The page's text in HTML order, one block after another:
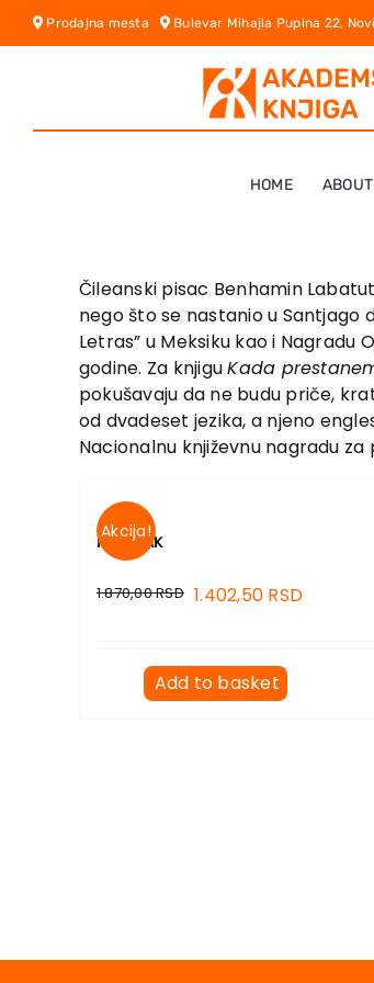
Skip
Prodajna mesta Bulevar Mihajla Pupina 22,
HOME
Čileanski pisac Benhamin
nego što se nastanio u Santjago
Letras” u Meksiku kao i Nagradu
godine. Za knjiguKada
pokušavaju da ne budu priče,
od dvadeset jezika, a njeno
Nacionalnu književnu nagradu
Akcija!
MANIJAK
1.870,00RSD 1.402,50 RSD
Add to basket